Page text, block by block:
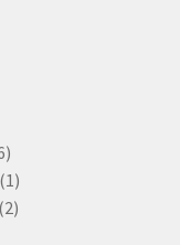
6
produktů
1 1
produkt
22